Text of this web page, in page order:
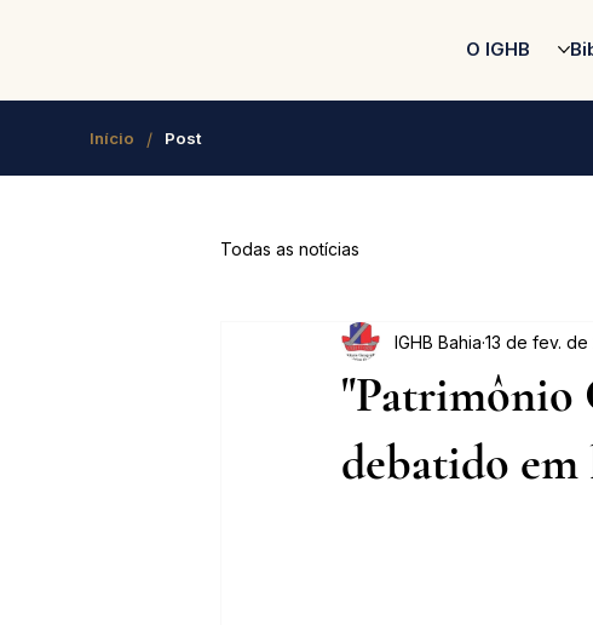
O IGHB
Início / Post
Todas as notícias
"Patrimônio
debatido em
IGHB Bahia 13 de fev. de